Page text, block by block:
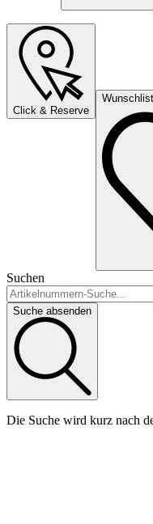
Click & Reserve
Suchen
Suche absenden
Die Suche wird kurz nach